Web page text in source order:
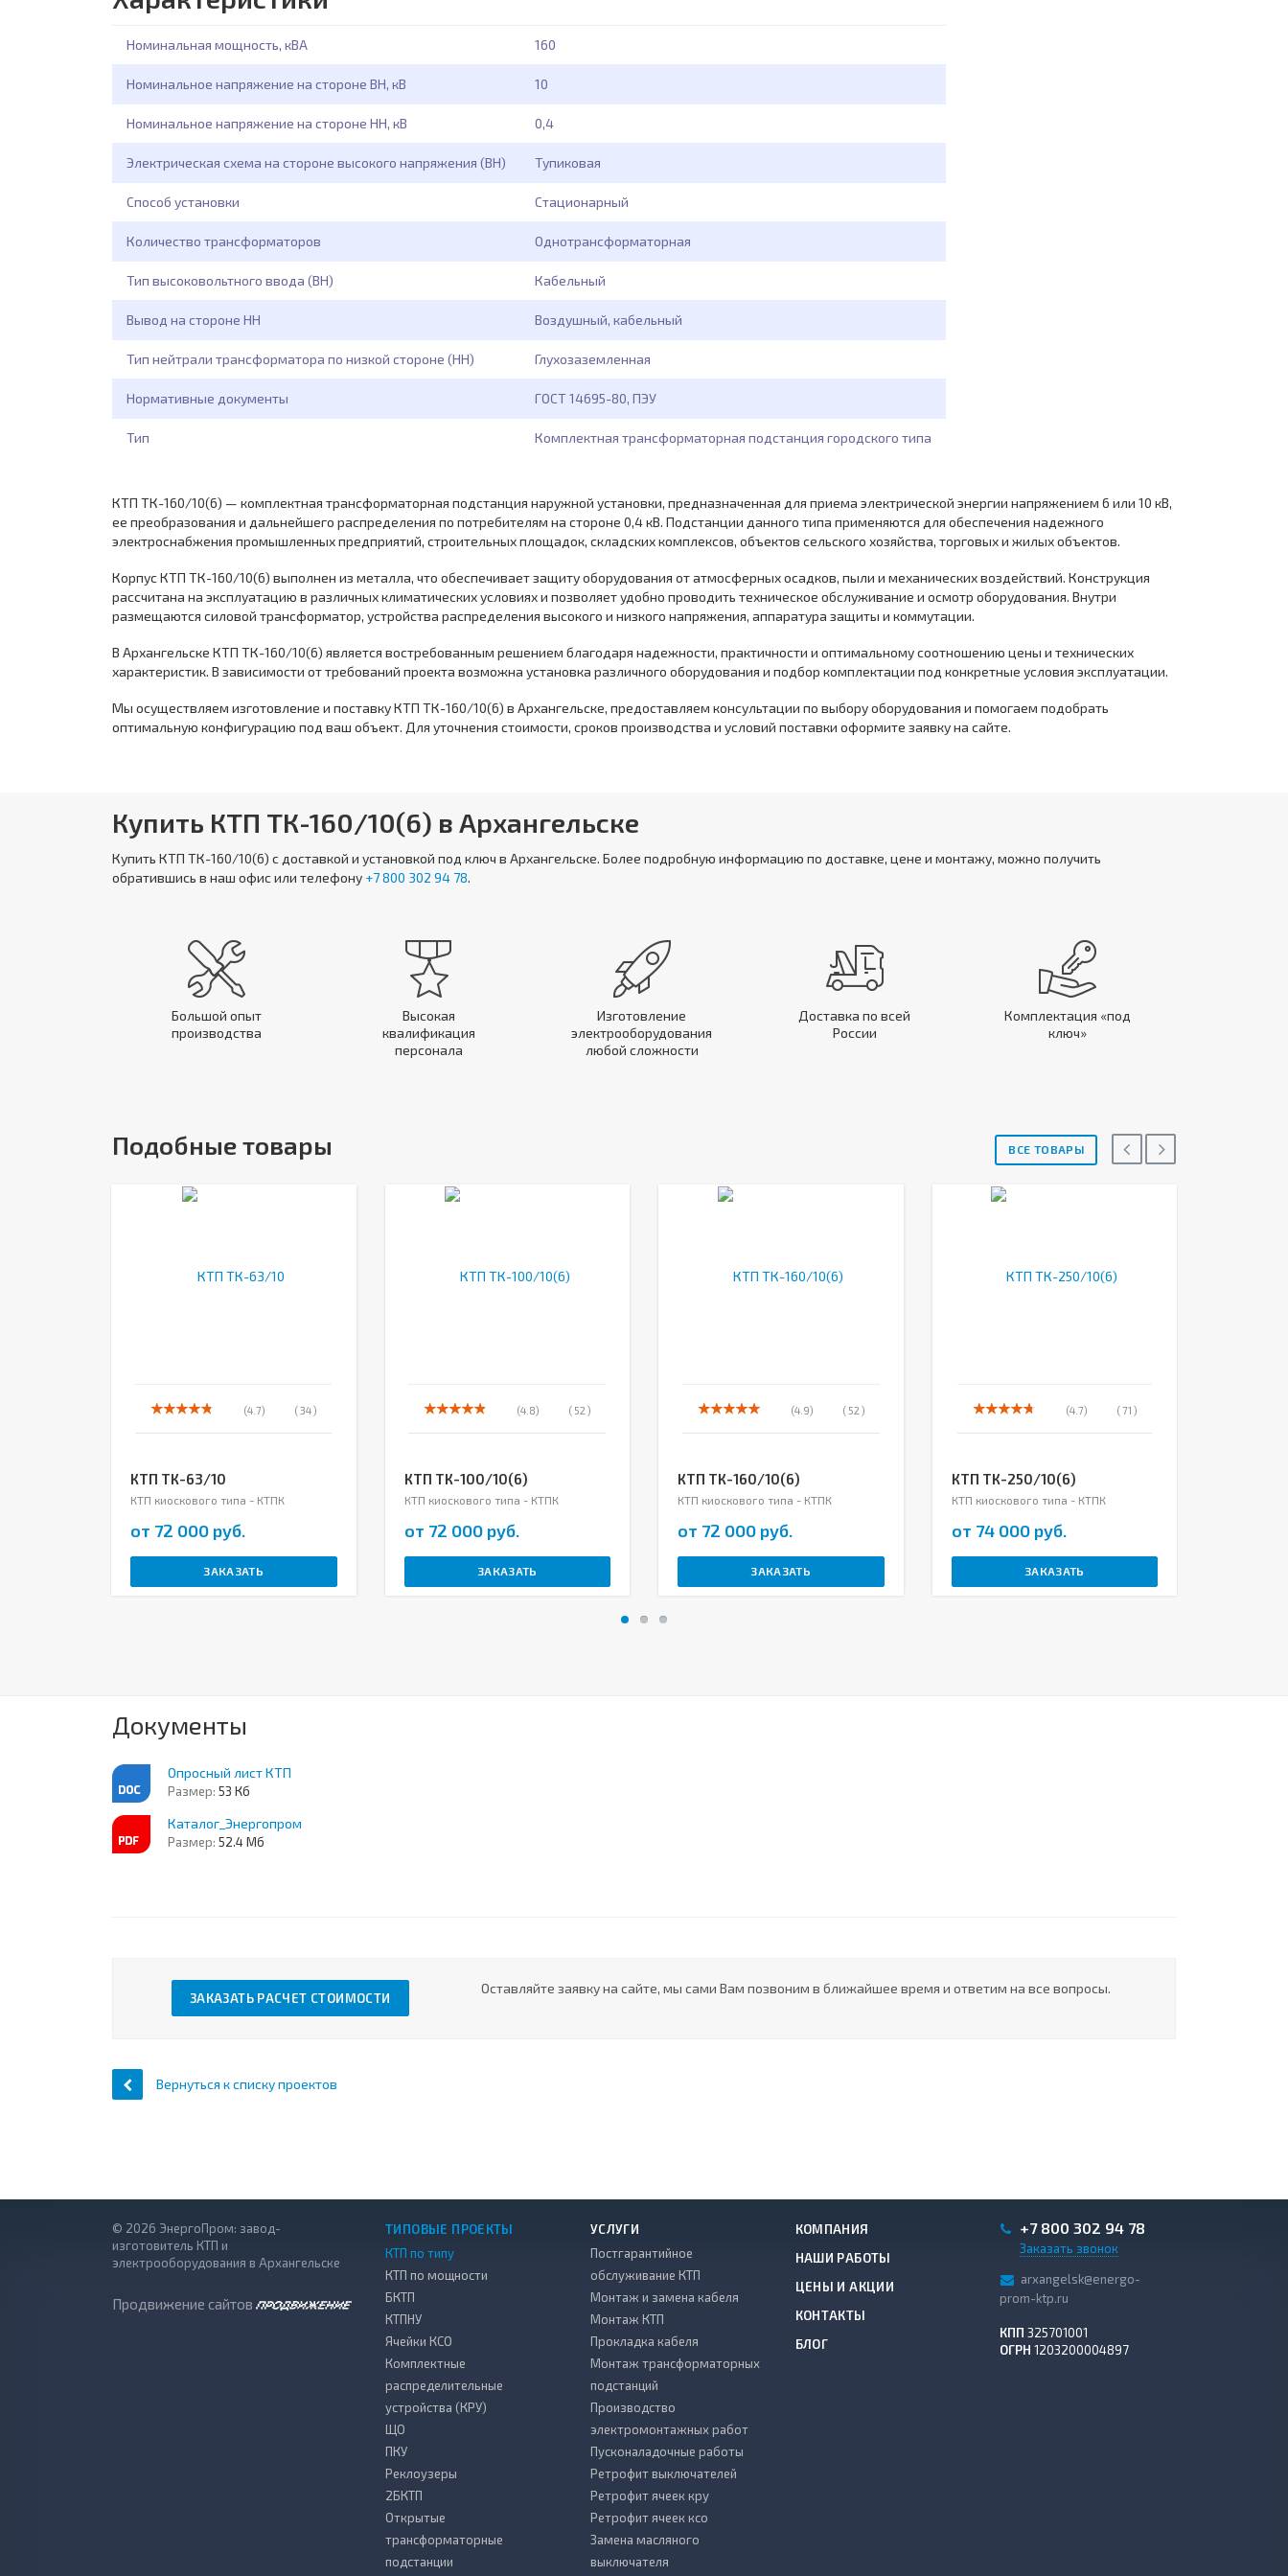
Номинальная мощность, кВА 160
Номинальное напряжение на стороне ВН, кВ 10
Номинальное напряжение на стороне НН, кВ 0,4
Электрическая схема на стороне высокого напряжения (ВН) Тупиковая
Способ установки Стационарный
Количество трансформаторов Однотрансформаторная
Тип высоковольтного ввода (ВН) Кабельный
Вывод на стороне НН Воздушный, кабельный
Тип нейтрали трансформатора по низкой стороне (НН) Глухозаземленная
Нормативные документы ГОСТ 14695-80, ПЭУ
Тип Комплектная трансформаторная подстанция городского типа
КТП ТК-160/10(6) — комплектная трансформаторная подстанция наружной установки, предназначенная для приема электрической энергии напряжением 6 или 10 кВ,
ее преобразования и дальнейшего распределения по потребителям на стороне 0,4 кВ. Подстанции данного типа применяются для обеспечения надежного
электроснабжения промышленных предприятий, строительных площадок, складских комплексов, объектов сельского хозяйства, торговых и жилых объектов.
Корпус КТП ТК-160/10(6) выполнен из металла, что обеспечивает защиту оборудования от атмосферных осадков, пыли и механических воздействий. Конструкция
рассчитана на эксплуатацию в различных климатических условиях и позволяет удобно проводить техническое обслуживание и осмотр оборудования. Внутри
размещаются силовой трансформатор, устройства распределения высокого и низкого напряжения, аппаратура защиты и коммутации.
В Архангельске КТП ТК-160/10(6) является востребованным решением благодаря надежности, практичности и оптимальному соотношению цены и технических
характеристик. В зависимости от требований проекта возможна установка различного оборудования и подбор комплектации под конкретные условия эксплуатации.
Мы осуществляем изготовление и поставку КТП ТК-160/10(6) в Архангельске, предоставляем консультации по выбору оборудования и помогаем подобрать
оптимальную конфигурацию под ваш объект. Для уточнения стоимости, сроков производства и условий поставки оформите заявку на сайте.
Купить КТП ТК-160/10(6) в Архангельске
Купить КТП ТК-160/10(6) с доставкой и установкой под ключ в Архангельске. Более подробную информацию по доставке, цене и монтажу, можно получить
обратившись в наш офис или телефону +7 800 302 94 78.
Большой опыт
производства
Высокая
квалификация
персонала
Изготовление
электрооборудования
любой сложности
Доставка по всей
России
Комплектация «под
ключ»
Подобные товары ВСЕ ТОВАРЫ
(4.7) ( 34 )
КТП ТК-63/10
КТП киоскового типа - КТПК
от 72 000 руб.
ЗАКАЗАТЬ
(4.8) ( 52 )
КТП ТК-100/10(6)
КТП киоскового типа - КТПК
от 72 000 руб.
ЗАКАЗАТЬ
(4.9) ( 52 )
КТП ТК-160/10(6)
КТП киоскового типа - КТПК
от 72 000 руб.
ЗАКАЗАТЬ
(4.7) ( 71 )
КТП ТК-250/10(6)
КТП киоскового типа - КТПК
от 74 000 руб.
ЗАКАЗАТЬ
Документы
Опросный лист КТП
Размер: 53 Кб
Каталог_Энергопром
Размер: 52.4 Мб
ЗАКАЗАТЬ РАСЧЕТ СТОИМОСТИ
Оставляйте заявку на сайте, мы сами Вам позвоним в ближайшее время и ответим на все вопросы.
Вернуться к списку проектов
© 2026 ЭнергоПром: завод-
изготовитель КТП и
электрооборудования в Архангельске
Продвижение сайтов
ТИПОВЫЕ ПРОЕКТЫ
КТП по типу
КТП по мощности
БКТП
КТПНУ
Ячейки КСО
Комплектные
распределительные
устройства (КРУ)
ЩО
ПКУ
Реклоузеры
2БКТП
Открытые
трансформаторные
подстанции
УСЛУГИ
Постгарантийное
обслуживание КТП
Монтаж и замена кабеля
Монтаж КТП
Прокладка кабеля
Монтаж трансформаторных
подстанций
Производство
электромонтажных работ
Пусконаладочные работы
Ретрофит выключателей
Ретрофит ячеек кру
Ретрофит ячеек ксо
Замена масляного
выключателя
КОМПАНИЯ
НАШИ РАБОТЫ
ЦЕНЫ И АКЦИИ
КОНТАКТЫ
БЛОГ
+7 800 302 94 78
Заказать звонок
arxangelsk@energo-
prom-ktp.ru
КПП 325701001
ОГРН 1203200004897